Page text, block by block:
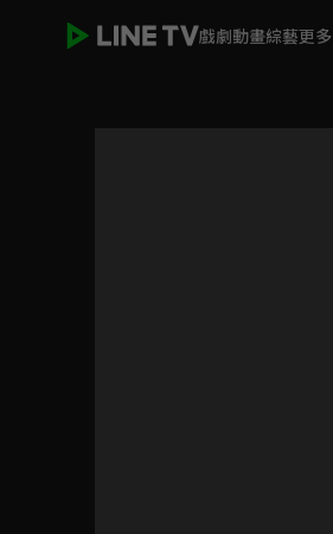
戲劇動畫綜藝更多